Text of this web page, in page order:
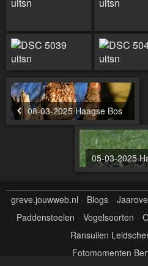
08-03-2025 Haagse Bos
05-03-2025
greve.jouwweb.nl Blogs
Paddenstoelen
Vogelsoorten
Ransuilen
Fotomomenten